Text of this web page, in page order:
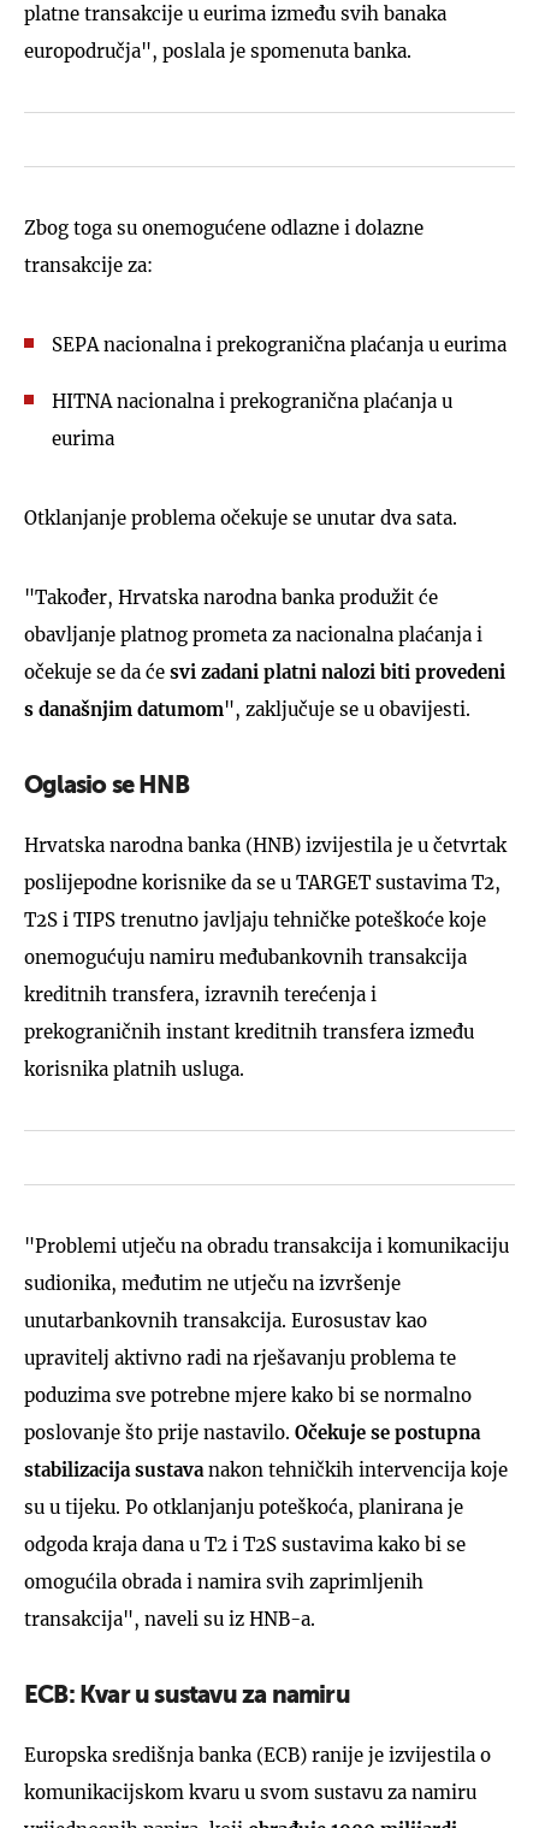
platne transakcije u eurima između svih banaka
europodručja", poslala je spomenuta banka.
Zbog toga su onemogućene odlazne i dolazne
transakcije za:
SEPA nacionalna i prekogranična plaćanja u eurima
HITNA nacionalna i prekogranična plaćanja u
eurima
Otklanjanje problema očekuje se unutar dva sata.
"Također, Hrvatska narodna banka produžit će
obavljanje platnog prometa za nacionalna plaćanja i
očekuje se da će svi zadani platni nalozi biti provedeni
s današnjim datumom", zaključuje se u obavijesti.
Oglasio se HNB
Hrvatska narodna banka (HNB) izvijestila je u četvrtak
poslijepodne korisnike da se u TARGET sustavima T2,
T2S i TIPS trenutno javljaju tehničke poteškoće koje
onemogućuju namiru međubankovnih transakcija
kreditnih transfera, izravnih terećenja i
prekograničnih instant kreditnih transfera između
korisnika platnih usluga.
"Problemi utječu na obradu transakcija i komunikaciju
sudionika, međutim ne utječu na izvršenje
unutarbankovnih transakcija. Eurosustav kao
upravitelj aktivno radi na rješavanju problema te
poduzima sve potrebne mjere kako bi se normalno
poslovanje što prije nastavilo. Očekuje se postupna
stabilizacija sustava nakon tehničkih intervencija koje
su u tijeku. Po otklanjanju poteškoća, planirana je
odgoda kraja dana u T2 i T2S sustavima kako bi se
omogućila obrada i namira svih zaprimljenih
transakcija", naveli su iz HNB-a.
ECB: Kvar u sustavu za namiru
Europska središnja banka (ECB) ranije je izvijestila o
komunikacijskom kvaru u svom sustavu za namiru